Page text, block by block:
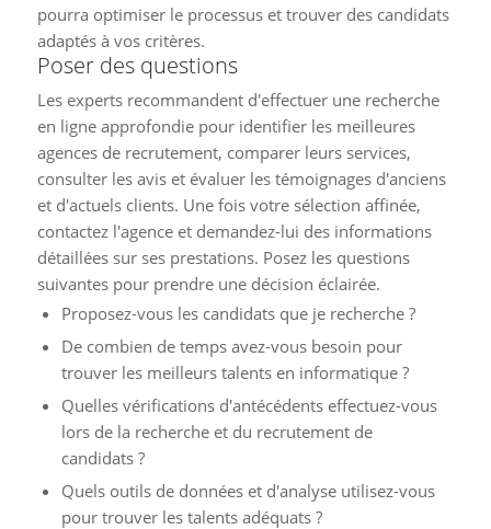
pourra optimiser le processus et trouver des candidats
adaptés à vos critères.
Poser des questions
Les experts recommandent d'effectuer une recherche
en ligne approfondie pour identifier les meilleures
agences de recrutement, comparer leurs services,
consulter les avis et évaluer les témoignages d'anciens
et d'actuels clients. Une fois votre sélection affinée,
contactez l'agence et demandez-lui des informations
détaillées sur ses prestations. Posez les questions
suivantes pour prendre une décision éclairée.
Proposez-vous les candidats que je recherche ?
De combien de temps avez-vous besoin pour
trouver les meilleurs talents en informatique ?
Quelles vérifications d'antécédents effectuez-vous
lors de la recherche et du recrutement de
candidats ?
Quels outils de données et d'analyse utilisez-vous
pour trouver les talents adéquats ?